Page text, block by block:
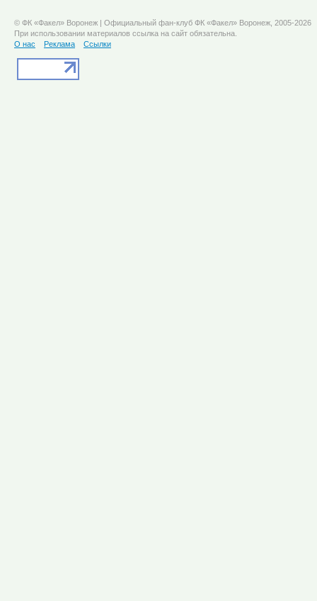
© ФК «Факел» Воронеж | Официальный фан-клуб ФК «Факел» Воронеж, 2005-2026
При использовании материалов ссылка на сайт обязательна.
О нас
Реклама Ссылки